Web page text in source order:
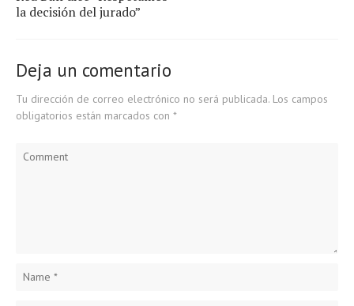
la decisión del jurado”
Deja un comentario
Tu dirección de correo electrónico no será publicada. Los campos
obligatorios están marcados con *